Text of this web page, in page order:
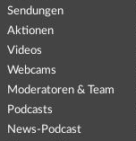
Sendungen
Aktionen
Videos
Webcams
Moderatoren & Team
Podcasts
News-Podcast